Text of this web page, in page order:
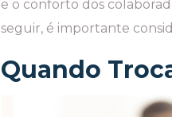
e o conforto dos
seguir, é importante
Quando